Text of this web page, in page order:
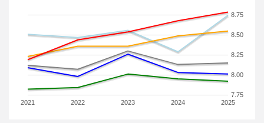
2021 2022 2023 2024 2025
7.75
8.00
8.25
8.50
8.75